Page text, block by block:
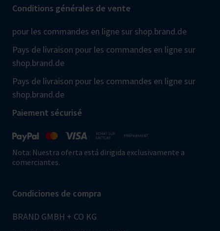
Conditions générales de vente
pour les commandes en ligne sur shop.brand.de
Pays de livraison pour les commandes en ligne sur
shop.brand.de
Pays de livraison pour les commandes en ligne sur
shop.brand.de
Paiement sécurisé
Nota: Nuestra oferta está dirigida exclusivamente a
comerciantes.
Condiciones de compra
BRAND GMBH + CO KG